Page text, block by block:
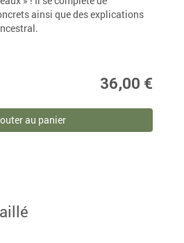
ainsi que des explications
36,00 €
au panier